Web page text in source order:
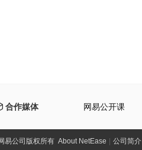
合作媒体 网易公开课
易公司版权所有 About NetEase 公司简介